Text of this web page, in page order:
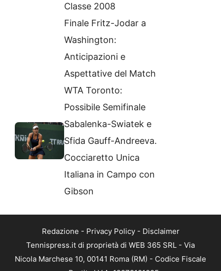
Classe 2008
Finale Fritz-Jodar a
Washington:
Anticipazioni e
Aspettative del Match
WTA Toronto:
Possibile Semifinale
Sabalenka-Swiatek e
Sfida Gauff-Andreeva.
Cocciaretto Unica
Italiana in Campo con
Gibson
Redazione - Privacy Policy- Disclaimer
Tennispress.it di proprietà di WEB 365 SRL - Via
Nicola Marchese 10, 00141 Roma (RM) - Codice Fiscale